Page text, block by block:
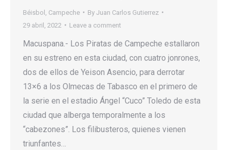
Béisbol Campeche By Juan Carlos Gutierrez
29 abril, 2022
Leave a comment
Macuspana.- Los Piratas de Campeche estallaron
en su estreno en esta ciudad, con cuatro jonrones,
dos de ellos de Yeison Asencio, para derrotar
13×6 a los Olmecas de Tabasco en el primero de
la serie en el estadio Ángel “Cuco” Toledo de esta
ciudad que alberga temporalmente a los
“cabezones”. Los filibusteros, quienes vienen
triunfantes…